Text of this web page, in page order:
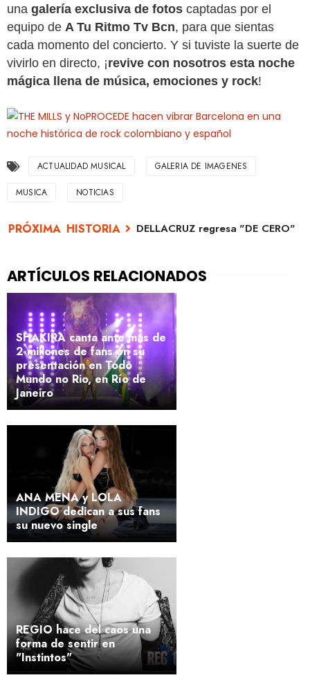
una galería exclusiva de fotos captadas por el
equipo de A Tu Ritmo Tv Bcn, para que sientas
cada momento del concierto. Y si tuviste la suerte de
vivirlo en directo, ¡revive con nosotros esta noche
mágica llena de música, emociones y rock!
ACTUALIDAD MUSICAL GALERIA DE IMAGENES
MUSICA NOTICIAS
DELLACRUZ regresa "DE CERO"
SHAKIRA canta ante más de
2 millones de fans en su
presentación en Todo
Mundo no Rio, en Río de
Janeiro
ANA MENA y LOLA
INDIGO dedican a sus fans
su nuevo single
REGIO hace del caos una
forma de sentir en
"Instintos"